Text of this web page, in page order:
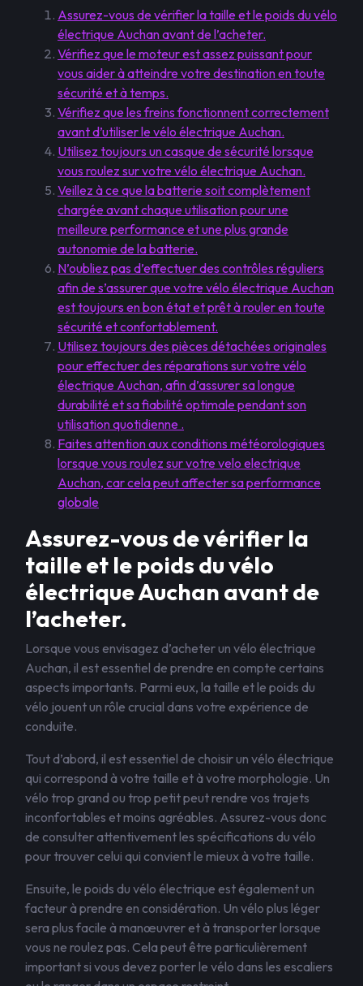
Assurez-vous de vérifier la taille et le poids du vélo
électrique Auchan avant de l’acheter.
Vérifiez que le moteur est assez puissant pour
vous aider à atteindre votre destination en toute
sécurité et à temps.
Vérifiez que les freins fonctionnent correctement
avant d’utiliser le vélo électrique Auchan.
Utilisez toujours un casque de sécurité lorsque
vous roulez sur votre vélo électrique Auchan.
Veillez à ce que la batterie soit complètement
chargée avant chaque utilisation pour une
meilleure performance et une plus grande
autonomie de la batterie.
N’oubliez pas d’effectuer des contrôles réguliers
afin de s’assurer que votre vélo électrique Auchan
est toujours en bon état et prêt à rouler en toute
sécurité et confortablement.
Utilisez toujours des pièces détachées originales
pour effectuer des réparations sur votre vélo
électrique Auchan, afin d’assurer sa longue
durabilité et sa fiabilité optimale pendant son
utilisation quotidienne .
Faites attention aux conditions météorologiques
lorsque vous roulez sur votre velo electrique
Auchan, car cela peut affecter sa performance
globale
Assurez-vous de vérifier la
taille et le poids du vélo
électrique Auchan avant de
l’acheter.
Lorsque vous envisagez d’acheter un vélo électrique
Auchan, il est essentiel de prendre en compte certains
aspects importants. Parmi eux, la taille et le poids du
vélo jouent un rôle crucial dans votre expérience de
conduite.
Tout d’abord, il est essentiel de choisir un vélo électrique
qui correspond à votre taille et à votre morphologie. Un
vélo trop grand ou trop petit peut rendre vos trajets
inconfortables et moins agréables. Assurez-vous donc
de consulter attentivement les spécifications du vélo
pour trouver celui qui convient le mieux à votre taille.
Ensuite, le poids du vélo électrique est également un
facteur à prendre en considération. Un vélo plus léger
sera plus facile à manœuvrer et à transporter lorsque
vous ne roulez pas. Cela peut être particulièrement
important si vous devez porter le vélo dans les escaliers